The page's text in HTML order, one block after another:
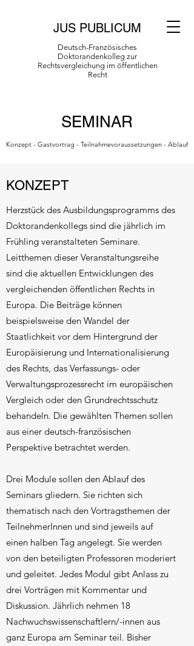
JUS PUBLICUM
Deutsch-Französisches
Doktorandenkolleg zur
Rechtsvergleichung im öffentlichen
Recht
SEMINAR
Konzept - Gastvortrag - Teilnahmevoraussetzungen - Ablauf
KONZEPT
Herzstück des Ausbildungsprogramms des
Doktorandenkollegs sind die jährlich im
Frühling veranstalteten Seminare.
Leitthemen dieser Veranstaltungsreihe
sind die aktuellen Entwicklungen des
vergleichenden öffentlichen Rechts in
Europa. Die Beiträge können
beispielsweise den Wandel der
Staatlichkeit vor dem Hintergrund der
Europäisierung und Internationalisierung
des Rechts, das Verfassungs- oder
Verwaltungsprozessrecht im europäischen
Vergleich oder den Grundrechtsschutz
behandeln. Die gewählten Themen sollen
aus einer deutsch-französischen
Perspektive betrachtet werden.
Drei Module sollen den Ablauf des
Seminars gliedern. Sie richten sich
thematisch nach den Vortragsthemen der
TeilnehmerInnen und sind jeweils auf
einen halben Tag angelegt. Sie werden
von den beteiligten Professoren moderiert
und geleitet. Jedes Modul gibt Anlass zu
drei Vorträgen mit Kommentar und
Diskussion. Jährlich nehmen 18
Nachwuchswissenschaftlern/-innen aus
ganz Europa am Seminar teil. Bisher